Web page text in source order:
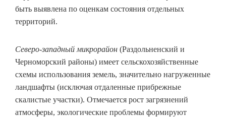
быть выявлена по оценкам состояния отдельных
территорий.
Северо-западный микрорайон (Раздольненский и
Черноморский районы) имеет сельскохозяйственные
схемы использования земель, значительно нагруженные
ландшафты (исключая отдаленные прибрежные
скалистые участки). Отмечается рост загрязнений
атмосферы, экологические проблемы формируют